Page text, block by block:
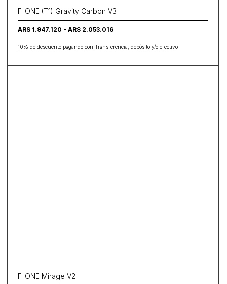
F-ONE (T1) Gravity Carbon V3
ARS 1.947.120 - ARS 2.053.016
10% de descuento pagando con Transferencia, depósito y/o efectivo
F-ONE Mirage V2